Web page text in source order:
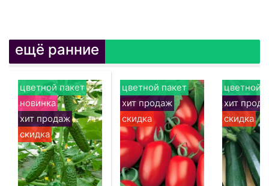
ещё ранние
цветной пакет
новинка
хит продаж
скидка
цветной пакет
хит продаж
скидка
цветной
хит
скидка